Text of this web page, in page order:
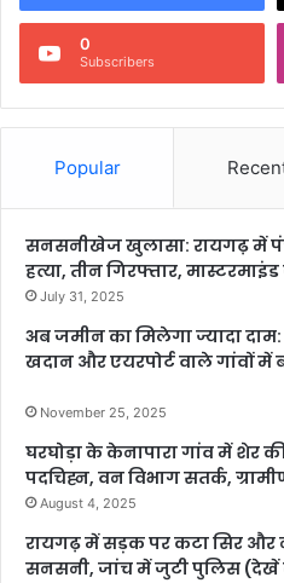
0
Subscribers
Popular
सनसनीखेज खुलासा: रायगढ़ में
हत्या, तीन गिरफ्तार,
July 31, 2025
अब जमीन का मिलेगा ज्यादा
खदान और एयरपोर्ट वाले गांवों में
November 25, 2025
घरघोड़ा के केनापारा गांव में शेर
पदचिह्न, वन विभाग सतर्क,
August 4, 2025
रायगढ़ में सड़क पर कटा सिर और
सनसनी, जांच में जुटी पुलिस (देखें